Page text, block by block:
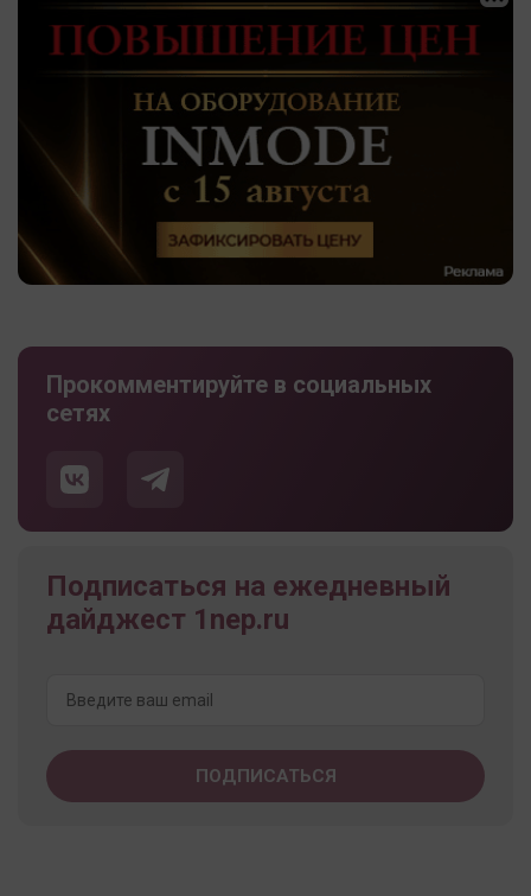
Прокомментируйте в социальных
сетях
Подписаться на ежедневный
дайджест 1nep.ru